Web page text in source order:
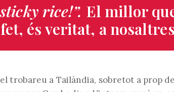
rice!”. El millor
és veritat, a
trobareu a Tailàndia, sobretot a prop